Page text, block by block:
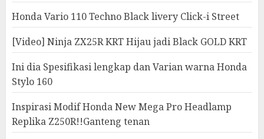
Honda Vario 110 Techno Black livery Click-i Street
[Video] Ninja ZX25R KRT Hijau jadi Black GOLD KRT
Ini dia Spesifikasi lengkap dan Varian warna Honda
Stylo 160
Inspirasi Modif Honda New Mega Pro Headlamp
Replika Z250R!!Ganteng tenan